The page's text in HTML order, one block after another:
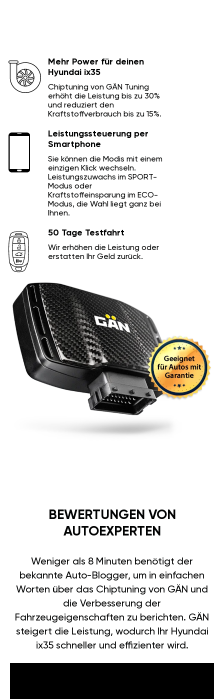
Mehr Power für deinen
Hyundai ix35
Chiptuning von GÄN Tuning
erhöht die Leistung bis zu 30%
und reduziert den
Kraftstoffverbrauch bis zu 15%.
Leistungssteuerung per
Smartphone
Sie können die Modis mit einem
einzigen Klick wechseln.
Leistungszuwachs im SPORT-
Modus oder
Kraftstoffeinsparung im ECO-
Modus, die Wahl liegt ganz bei
Ihnen.
50 Tage Testfahrt
Wir erhöhen die Leistung oder
erstatten Ihr Geld zurück.
BEWERTUNGEN VON
AUTOEXPERTEN
Weniger als 8 Minuten benötigt der
bekannte Auto-Blogger, um in einfachen
Worten über das Chiptuning von GÄN und
die Verbesserung der
Fahrzeugeigenschaften zu berichten. GÄN
steigert die Leistung, wodurch Ihr Hyundai
ix35 schneller und effizienter wird.